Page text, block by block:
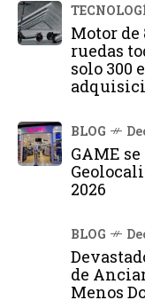
Motor de
ruedas
solo 300
BLOG
GAME
2026
BLOG
de
Menos